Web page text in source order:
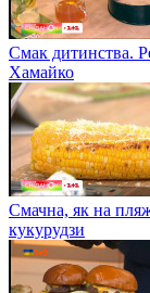
Смак дитинства.
Хамайко
Смачна, як на
кукурудзи